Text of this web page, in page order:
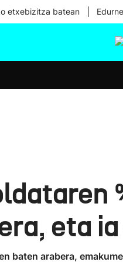
etxebizitza batean
eta
baten arabera,